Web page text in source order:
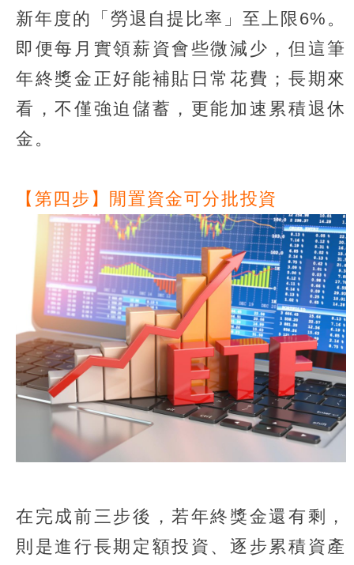
新年度的「勞退自提比率」至上限6%。
即便每月實領薪資會些微減少，但這筆
年終獎金正好能補貼日常花費；長期來
看，不僅強迫儲蓄，更能加速累積退休
金。
【第四步】閒置資金可分批投資
在完成前三步後，若年終獎金還有剩，
則是進行長期定額投資、逐步累積資產